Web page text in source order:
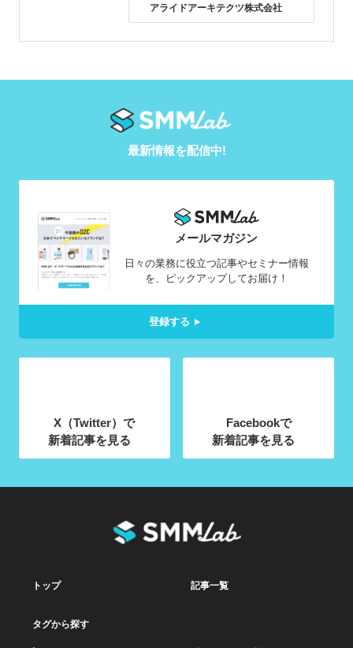
アライドアーキテクツ株式会社
最新情報を配信中!
メールマガジン
日々の業務に役立つ記事やセミナー情報
を、ピックアップしてお届け！
登録する
X（Twitter）で
新着記事を見る
Facebookで
新着記事を見る
トップ 記事一覧
タグから探す